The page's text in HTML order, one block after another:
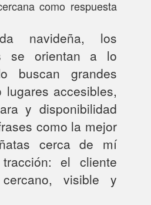
como respuesta
navideña, los
se orientan a lo
buscan grandes
lugares accesibles,
y disponibilidad
como la mejor
cerca de mí
el cliente
visible y